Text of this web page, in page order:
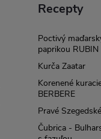
Recepty
Poctivý
paprikou RUBIN
Kurča Zaatar
Korenené
BERBERE
Pravé
Čubrica -